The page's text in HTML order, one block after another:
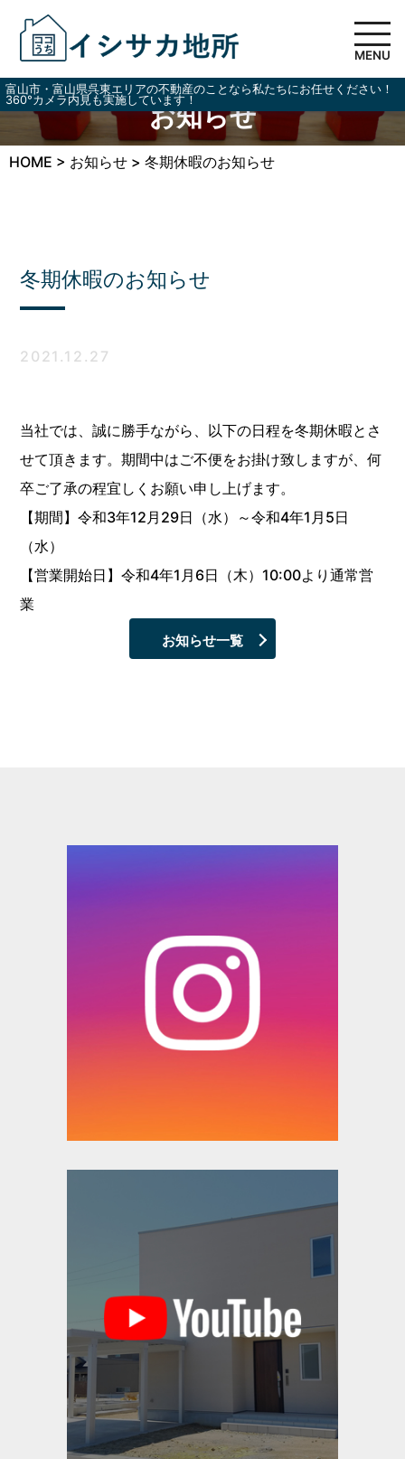
MENU
富山市・富山県呉東エリアの不動産のことなら私たちにお任せください！
360°カメラ内見も実施しています！
お知らせ
HOME > お知らせ > 冬期休暇のお知らせ
冬期休暇のお知らせ
2021.12.27
当社では、誠に勝手ながら、以下の日程を冬期休暇とさ
せて頂きます。期間中はご不便をお掛け致しますが、何
卒ご了承の程宜しくお願い申し上げます。
【期間】令和3年12月29日（水）～令和4年1月5日
（水）
【営業開始日】令和4年1月6日（木）10:00より通常営
業
お知らせ一覧